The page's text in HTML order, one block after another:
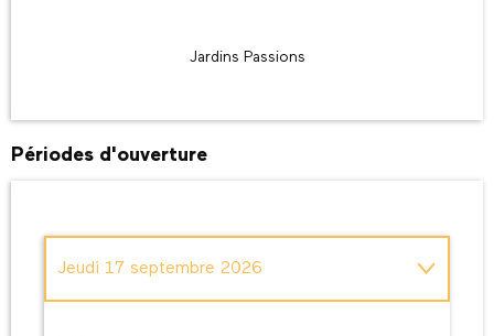
Jardins Passions
Périodes d'ouverture
Jeudi 17 septembre 2026